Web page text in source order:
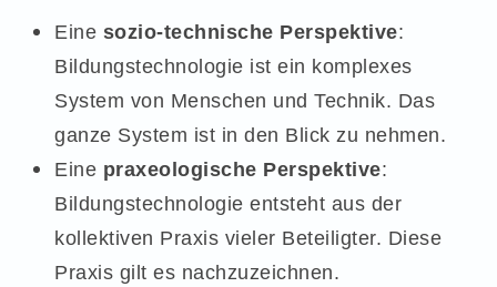
Eine sozio-technische Perspektive:
Bildungstechnologie ist ein komplexes
System von Menschen und Technik. Das
ganze System ist in den Blick zu nehmen.
Eine praxeologische Perspektive:
Bildungstechnologie entsteht aus der
kollektiven Praxis vieler Beteiligter. Diese
Praxis gilt es nachzuzeichnen.